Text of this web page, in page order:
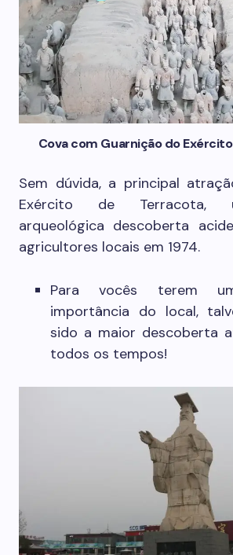
Cova com Guarnição do
Sem dúvida, a principal
Exército de Terracota,
arqueológica descoberta
agricultores locais em 1974.
Para vocês terem
importância do local,
sido a maior descoberta
todos os tempos!